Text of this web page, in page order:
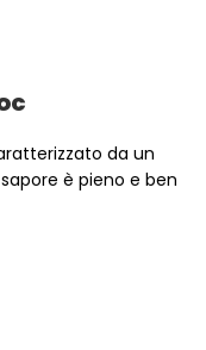
da un
è pieno e ben